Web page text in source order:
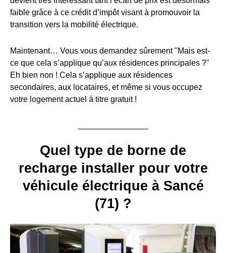
faible grâce à ce crédit d’impôt visant à promouvoir la
transition vers la mobilité électrique.
Maintenant… Vous vous demandez sûrement "Mais est-
ce que cela s’applique qu’aux résidences principales ?"
Eh bien non ! Cela s’applique aux résidences
secondaires, aux locataires, et même si vous occupez
votre logement actuel à titre gratuit !
Quel type de borne de
recharge installer pour votre
véhicule électrique à Sancé
(71) ?